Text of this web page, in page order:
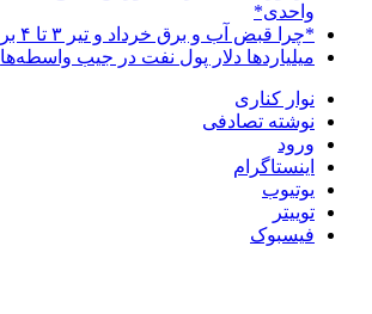
واحدی*
*چرا قبض آب و برق خرداد و تیر ۳ تا ۴ برابر شده است؟ *
میلیاردها دلار پول نفت در جیب واسطه‌ها
نوار کناری
نوشته تصادفی
ورود
اینستاگرام
یوتیوب
توییتر
فیسبوک